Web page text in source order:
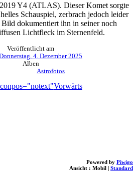
Y4 (ATLAS). Dieser Komet sorgte
Schauspiel, zerbrach jedoch leider
dokumentiert ihn in seiner noch
Lichtfleck im Sternenfeld.
Veröffentlicht am
4. Dezember 2025
Alben
Astrofotos
Vorwärts
Powered by Piwigo
Ansicht : Mobil | Standard